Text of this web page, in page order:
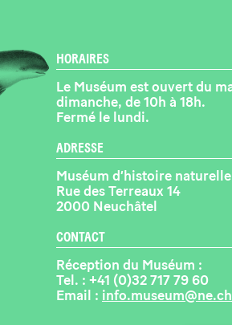
HORAIRES
Le Muséum est ouvert du
dimanche, de 10h à 18h.
Fermé le lundi.
ADRESSE
Muséum d’histoire naturelle
Rue des Terreaux 14
2000 Neuchâtel
CONTACT
Réception du Muséum :
Tel. : +41 (0)32 717 79 60
Email : info.museum@ne.ch